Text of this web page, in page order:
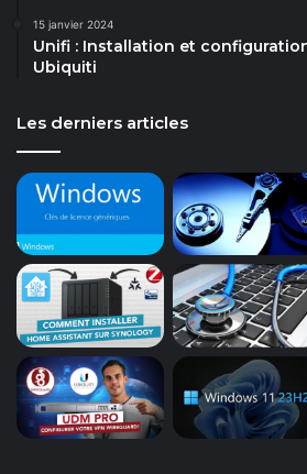
15 janvier 2024
Unifi : Installation et
Ubiquiti
Les derniers articles